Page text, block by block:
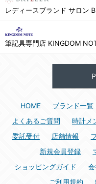
レディースブランド サロン
筆記具専門店 KINGDOM
HOME ブランド一覧
よくあるご質問
時計メ
委託受付
店舗情報
新規会員登録
ショッピングガイド
ご利用規約